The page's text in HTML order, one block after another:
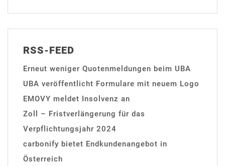
RSS-FEED
Erneut weniger Quotenmeldungen beim UBA
UBA veröffentlicht Formulare mit neuem Logo
EMOVY meldet Insolvenz an
Zoll – Fristverlängerung für das
Verpflichtungsjahr 2024
carbonify bietet Endkundenangebot in
Österreich